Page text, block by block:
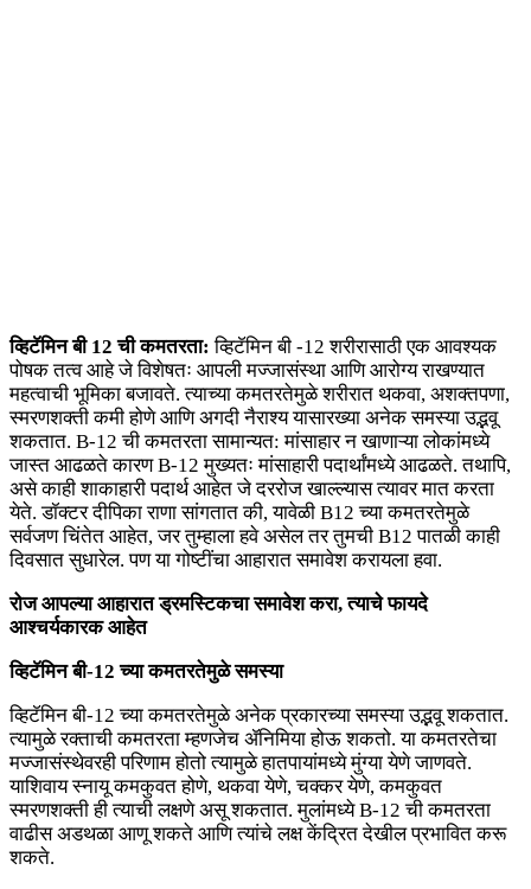
व्हिटॅमिन बी 12 ची कमतरता:व्हिटॅमिन बी -12 शरीरासाठी एक आवश्यक
पोषक तत्व आहे जे विशेषतः आपली मज्जासंस्था आणि आरोग्य राखण्यात
महत्वाची भूमिका बजावते. त्याच्या कमतरतेमुळे शरीरात थकवा, अशक्तपणा,
स्मरणशक्ती कमी होणे आणि अगदी नैराश्य यासारख्या अनेक समस्या उद्भवू
शकतात. B-12 ची कमतरता सामान्यत: मांसाहार न खाणाऱ्या लोकांमध्ये
जास्त आढळते कारण B-12 मुख्यतः मांसाहारी पदार्थांमध्ये आढळते. तथापि,
असे काही शाकाहारी पदार्थ आहेत जे दररोज खाल्ल्यास त्यावर मात करता
येते. डॉक्टर दीपिका राणा सांगतात की, यावेळी B12 च्या कमतरतेमुळे
सर्वजण चिंतेत आहेत, जर तुम्हाला हवे असेल तर तुमची B12 पातळी काही
दिवसात सुधारेल. पण या गोष्टींचा आहारात समावेश करायला हवा.
रोज आपल्या आहारात ड्रमस्टिकचा समावेश करा, त्याचे फायदे
आश्चर्यकारक आहेत
व्हिटॅमिन बी-12 च्या कमतरतेमुळे समस्या
व्हिटॅमिन बी-12 च्या कमतरतेमुळे अनेक प्रकारच्या समस्या उद्भवू शकतात.
त्यामुळे रक्ताची कमतरता म्हणजेच ॲनिमिया होऊ शकतो. या कमतरतेचा
मज्जासंस्थेवरही परिणाम होतो त्यामुळे हातपायांमध्ये मुंग्या येणे जाणवते.
याशिवाय स्नायू कमकुवत होणे, थकवा येणे, चक्कर येणे, कमकुवत
स्मरणशक्ती ही त्याची लक्षणे असू शकतात. मुलांमध्ये B-12 ची कमतरता
वाढीस अडथळा आणू शकते आणि त्यांचे लक्ष केंद्रित देखील प्रभावित करू
शकते.